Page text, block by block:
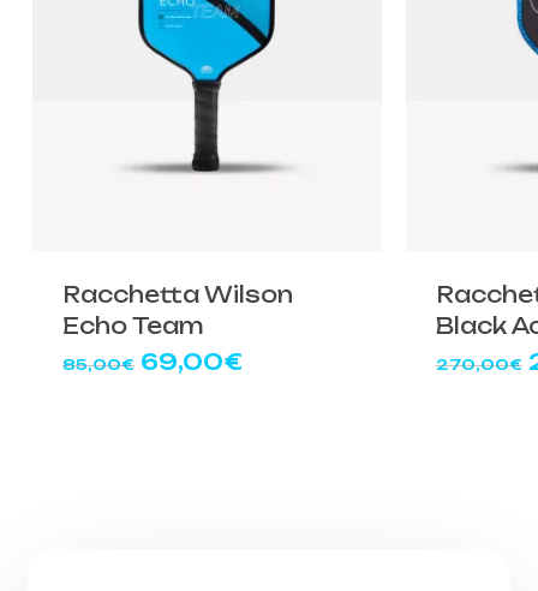
Racchetta Wilson
Echo Team
85,00€ Il
69,00€Il
Black
270,00€ Il